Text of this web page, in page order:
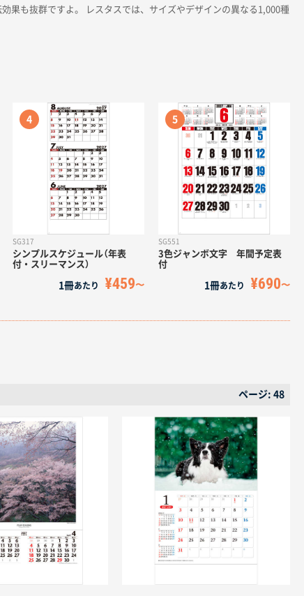
果も抜群ですよ。 レスタスでは、サイズやデザインの異なる1,000種
SG317
シンプルスケジュール（年表
付・スリーマンス）
1冊あたり ¥459
SG551
3色ジャンボ文字 年間予定表
付
1冊あたり ¥690
ページ: 48